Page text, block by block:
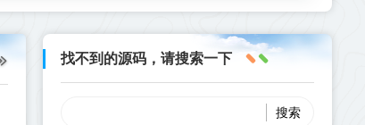
找不到的源码，请搜索一下